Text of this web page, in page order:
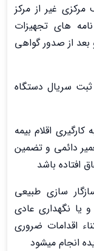
غیر از مرکز
های تجهیزات
از صدور گواهی
سریال دستگاه
اقلام بیمه
دائمی و تضمین
افتاده باشد
سازی طبیعی
یا نگهداری عادی
اقدامات ضروری
انجام میشود